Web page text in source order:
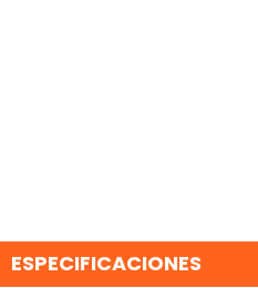
ESPECIFICACIONES